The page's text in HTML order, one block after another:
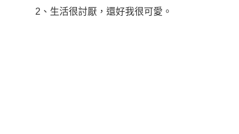
2、生活很討厭，還好我很可愛。